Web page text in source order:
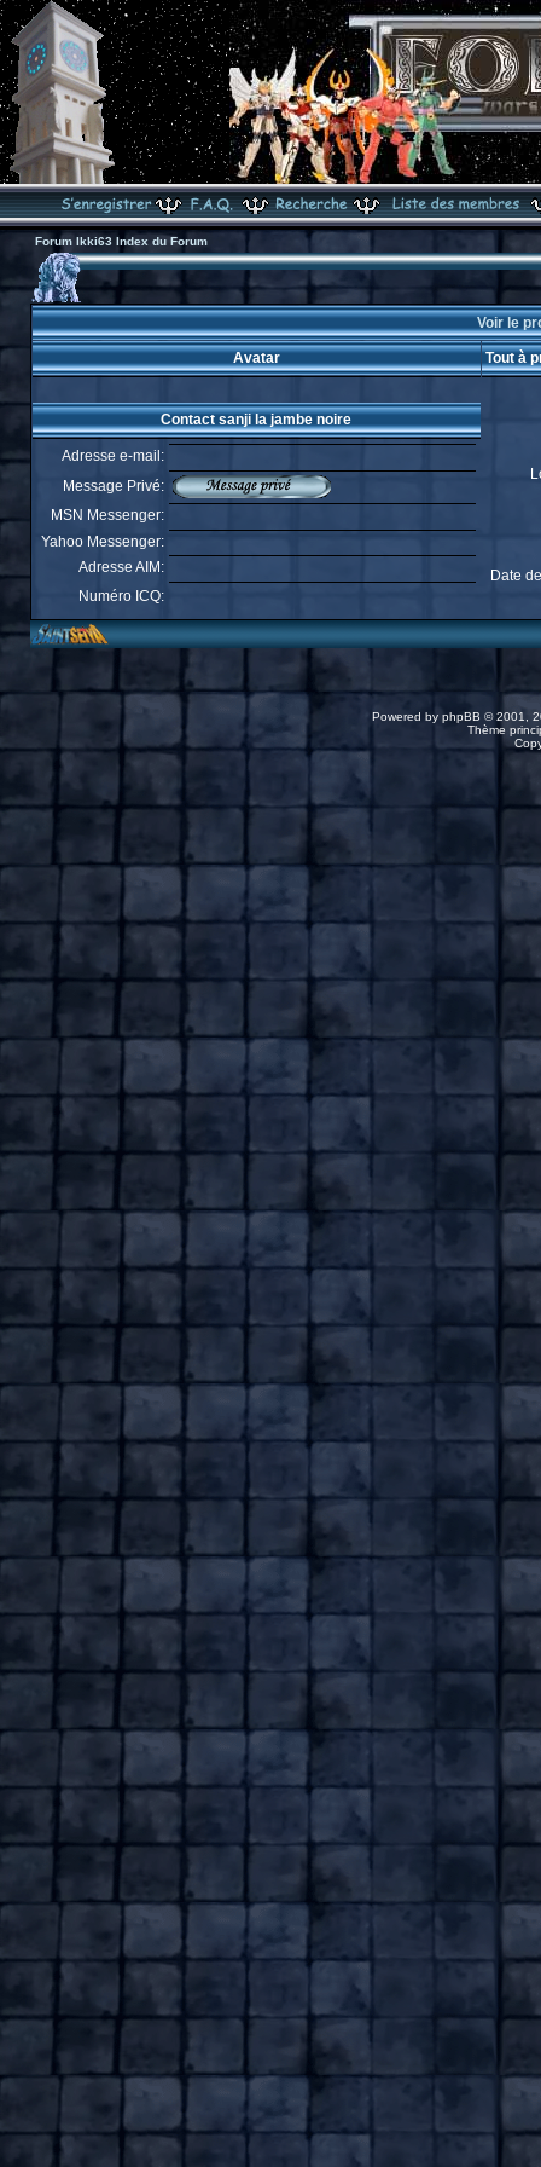
Forum Ikki63 Index du Forum
Voir le
Avatar Tout à
Date
Contact sanji la jambe noire
Adresse e-mail:
Message Privé:
MSN Messenger:
Yahoo Messenger:
Adresse AIM:
Numéro ICQ:
Powered by phpBB © 2001,
Thème